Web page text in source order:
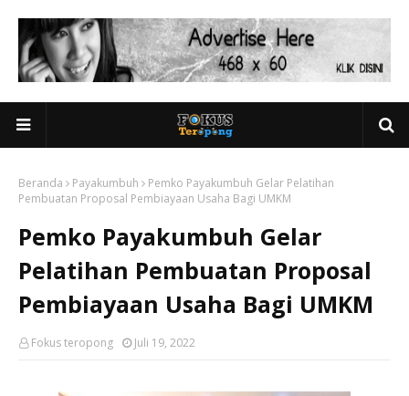
Beranda Payakumbuh
Pemko Payakumbuh Gelar Pelatihan
Pembuatan Proposal Pembiayaan Usaha Bagi UMKM
Pemko Payakumbuh Gelar
Pelatihan Pembuatan Proposal
Pembiayaan Usaha Bagi UMKM
Fokus teropong Juli 19, 2022